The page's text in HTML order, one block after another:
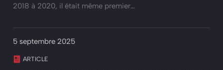
2018 à 2020, il était même premier…
5 septembre 2025
ARTICLE